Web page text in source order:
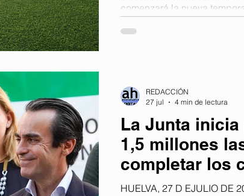
comenzará la nueva
estas semanas de
deporte favori
La Junta
1,5 millones
completar los
Huelva capital
HUELVA, 27 D EJULIO DE
REDACCIÓN
27 jul
4 min de lectura